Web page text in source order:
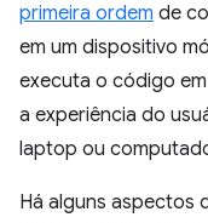
primeira ordem de
em um dispositivo
executa o código
a experiência do
laptop ou
Há alguns aspectos